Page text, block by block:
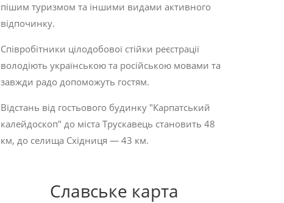
пішим туризмом та іншими видами активного
відпочинку.
Співробітники цілодобової стійки реєстрації
володіють українською та російською мовами та
завжди радо допоможуть гостям.
Відстань від гостьового будинку "Карпатський
калейдоскоп" до міста Трускавець становить 48
км, до селища Східниця — 43 км.
Славське карта